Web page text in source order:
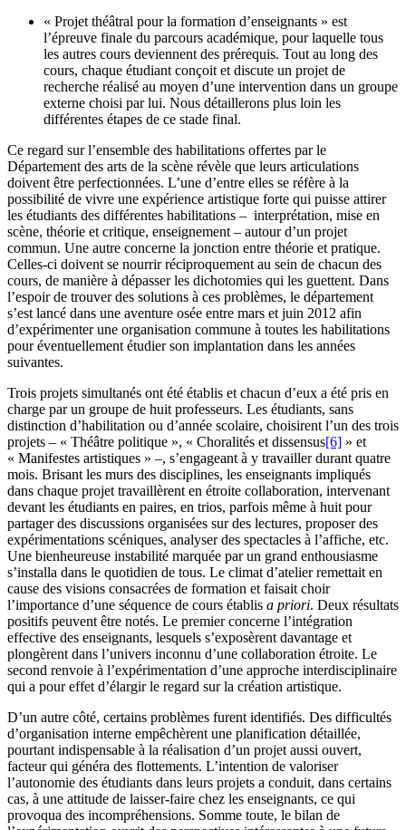
« Projet théâtral pour la formation d’enseignants » est
l’épreuve finale du parcours académique, pour laquelle tous
les autres cours deviennent des prérequis. Tout au long des
cours, chaque étudiant conçoit et discute un projet de
recherche réalisé au moyen d’une intervention dans un groupe
externe choisi par lui. Nous détaillerons plus loin les
différentes étapes de ce stade final.
Ce regard sur l’ensemble des habilitations offertes par le
Département des arts de la scène révèle que leurs articulations
doivent être perfectionnées. L’une d’entre elles se réfère à la
possibilité de vivre une expérience artistique forte qui puisse attirer
les étudiants des différentes habilitations – interprétation, mise en
scène, théorie et critique, enseignement – autour d’un projet
commun. Une autre concerne la jonction entre théorie et pratique.
Celles-ci doivent se nourrir réciproquement au sein de chacun des
cours, de manière à dépasser les dichotomies qui les guettent. Dans
l’espoir de trouver des solutions à ces problèmes, le département
s’est lancé dans une aventure osée entre mars et juin 2012 afin
d’expérimenter une organisation commune à toutes les habilitations
pour éventuellement étudier son implantation dans les années
suivantes.
Trois projets simultanés ont été établis et chacun d’eux a été pris en
charge par un groupe de huit professeurs. Les étudiants, sans
distinction d’habilitation ou d’année scolaire, choisirent l’un des trois
projets – « Théâtre politique », « Choralités et dissensus[6] » et
« Manifestes artistiques » –, s’engageant à y travailler durant quatre
mois. Brisant les murs des disciplines, les enseignants impliqués
dans chaque projet travaillèrent en étroite collaboration, intervenant
devant les étudiants en paires, en trios, parfois même à huit pour
partager des discussions organisées sur des lectures, proposer des
expérimentations scéniques, analyser des spectacles à l’affiche, etc.
Une bienheureuse instabilité marquée par un grand enthousiasme
s’installa dans le quotidien de tous. Le climat d’atelier remettait en
cause des visions consacrées de formation et faisait choir
l’importance d’une séquence de cours établis a priori. Deux résultats
positifs peuvent être notés. Le premier concerne l’intégration
effective des enseignants, lesquels s’exposèrent davantage et
plongèrent dans l’univers inconnu d’une collaboration étroite. Le
second renvoie à l’expérimentation d’une approche interdisciplinaire
qui a pour effet d’élargir le regard sur la création artistique.
D’un autre côté, certains problèmes furent identifiés. Des difficultés
d’organisation interne empêchèrent une planification détaillée,
pourtant indispensable à la réalisation d’un projet aussi ouvert,
facteur qui généra des flottements. L’intention de valoriser
l’autonomie des étudiants dans leurs projets a conduit, dans certains
cas, à une attitude de laisser-faire chez les enseignants, ce qui
provoqua des incompréhensions. Somme toute, le bilan de